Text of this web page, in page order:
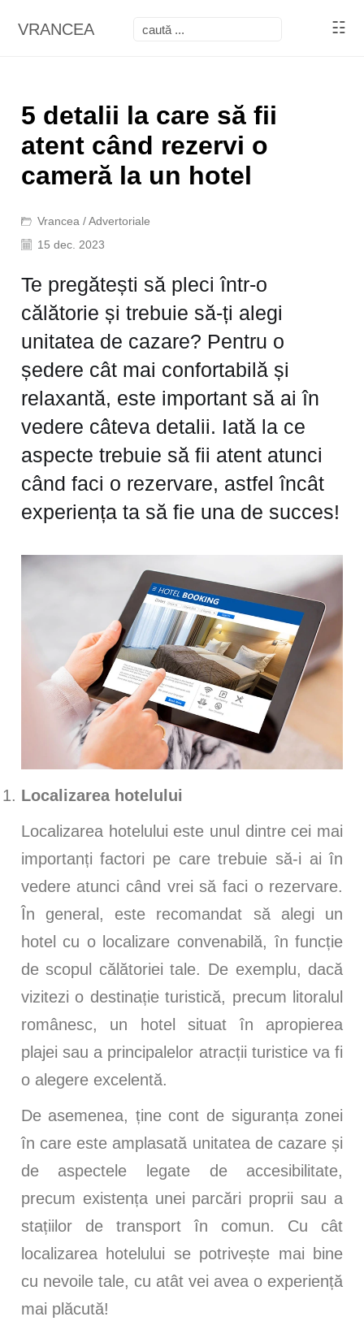
VRANCEA ☷
5 detalii la care să fii
atent când rezervi o
cameră la un hotel
Vrancea /Advertoriale
15 dec. 2023
Te pregătești să pleci într-o
călătorie și trebuie să-ți alegi
unitatea de cazare? Pentru o
ședere cât mai confortabilă și
relaxantă, este important să ai în
vedere câteva detalii. Iată la ce
aspecte trebuie să fii atent atunci
când faci o rezervare, astfel încât
experiența ta să fie una de succes!
Localizarea hotelului
Localizarea hotelului este unul dintre cei mai
importanți factori pe care trebuie să-i ai în
vedere atunci când vrei să faci o rezervare.
În general, este recomandat să alegi un
hotel cu o localizare convenabilă, în funcție
de scopul călătoriei tale. De exemplu, dacă
vizitezi o destinație turistică, precum litoralul
românesc, un hotel situat în apropierea
plajei sau a principalelor atracții turistice va fi
o alegere excelentă.
De asemenea, ține cont de siguranța zonei
în care este amplasată unitatea de cazare și
de aspectele legate de accesibilitate,
precum existența unei parcări proprii sau a
stațiilor de transport în comun. Cu cât
localizarea hotelului se potrivește mai bine
cu nevoile tale, cu atât vei avea o experiență
mai plăcută!